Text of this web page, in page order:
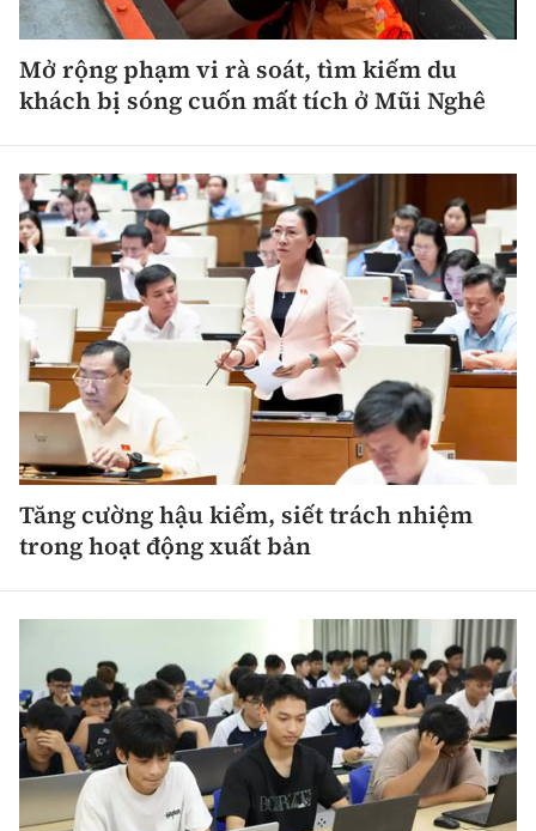
Tổng biên tập: Nguyễn Thị Hồng Nga
Phó Tổng biên tập:
Nguyễn Sơn Tùng,
Nguyễn Đức Thắng, La Đức Hùng
Email:bandoc@baoxaydung.vn
Cấm sao chép dưới mọi hình thức nếu không có sự
chấp thuận bằng văn bản.
Thông tin tòa
soạn
Mở rộng phạm vi rà soát, tìm kiếm du
khách bị sóng cuốn mất tích ở Mũi Nghê
Tăng cường hậu kiểm, siết trách nhiệm
trong hoạt động xuất bản